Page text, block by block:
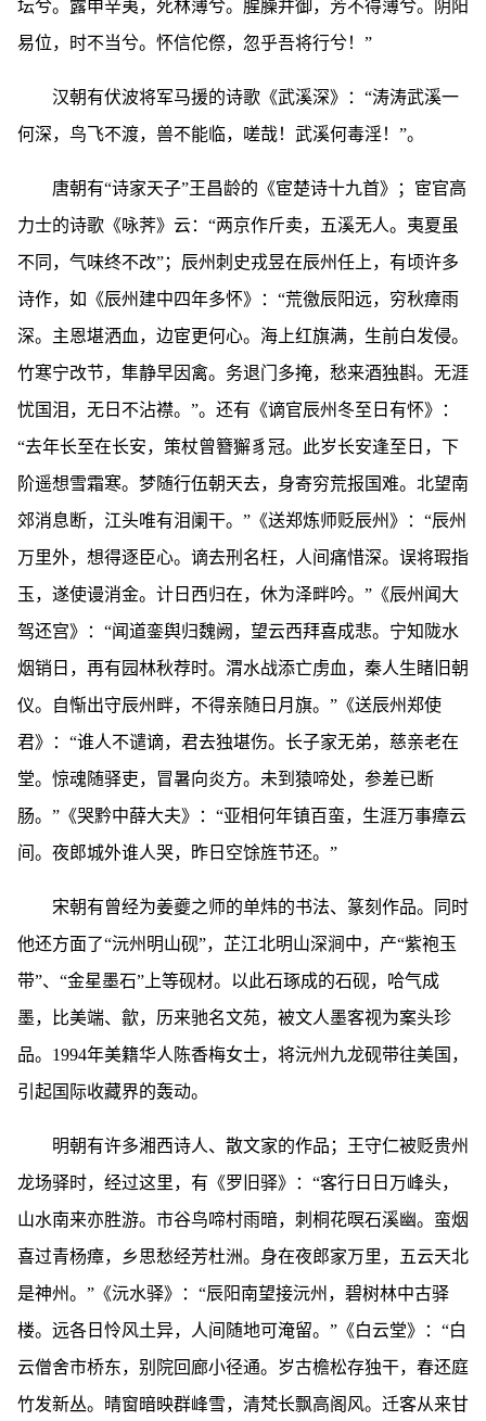
坛兮。露申辛夷，死林薄兮。腥臊并御，芳不得薄兮。阴阳
易位，时不当兮。怀信佗傺，忽乎吾将行兮！”
汉朝有伏波将军马援的诗歌《武溪深》：“涛涛武溪一
何深，鸟飞不渡，兽不能临，嗟哉！武溪何毒淫！”。
唐朝有“诗家天子”王昌龄的《宦楚诗十九首》；宦官高
力士的诗歌《咏荠》云：“两京作斤卖，五溪无人。夷夏虽
不同，气味终不改”；辰州刺史戎昱在辰州任上，有顷许多
诗作，如《辰州建中四年多怀》：“荒徼辰阳远，穷秋瘴雨
深。主恩堪洒血，边宦更何心。海上红旗满，生前白发侵。
竹寒宁改节，隼静早因禽。务退门多掩，愁来酒独斟。无涯
忧国泪，无日不沾襟。”。还有《谪官辰州冬至日有怀》：
“去年长至在长安，策杖曾簪獬豸冠。此岁长安逢至日，下
阶遥想雪霜寒。梦随行伍朝天去，身寄穷荒报国难。北望南
郊消息断，江头唯有泪阑干。”《送郑炼师贬辰州》：“辰州
万里外，想得逐臣心。谪去刑名枉，人间痛惜深。误将瑕指
玉，遂使谩消金。计日西归在，休为泽畔吟。”《辰州闻大
驾还宫》：“闻道銮舆归魏阙，望云西拜喜成悲。宁知陇水
烟销日，再有园林秋荐时。渭水战添亡虏血，秦人生睹旧朝
仪。自惭出守辰州畔，不得亲随日月旗。”《送辰州郑使
君》：“谁人不谴谪，君去独堪伤。长子家无弟，慈亲老在
堂。惊魂随驿吏，冒暑向炎方。未到猿啼处，参差已断
肠。”《哭黔中薛大夫》：“亚相何年镇百蛮，生涯万事瘴云
间。夜郎城外谁人哭，昨日空馀旌节还。”
宋朝有曾经为姜夔之师的单炜的书法、篆刻作品。同时
他还方面了“沅州明山砚”，芷江北明山深涧中，产“紫袍玉
带”、“金星墨石”上等砚材。以此石琢成的石砚，哈气成
墨，比美端、歙，历来驰名文苑，被文人墨客视为案头珍
品。1994年美籍华人陈香梅女士，将沅州九龙砚带往美国，
引起国际收藏界的轰动。
明朝有许多湘西诗人、散文家的作品；王守仁被贬贵州
龙场驿时，经过这里，有《罗旧驿》：“客行日日万峰头，
山水南来亦胜游。市谷鸟啼村雨暗，刺桐花暝石溪幽。蛮烟
喜过青杨瘴，乡思愁经芳杜洲。身在夜郎家万里，五云天北
是神州。”《沅水驿》：“辰阳南望接沅州，碧树林中古驿
楼。远各日怜风土异，人间随地可淹留。”《白云堂》：“白
云僧舍市桥东，别院回廊小径通。岁古檐松存独干，春还庭
竹发新丛。晴窗暗映群峰雪，清梵长飘高阁风。迁客从来甘